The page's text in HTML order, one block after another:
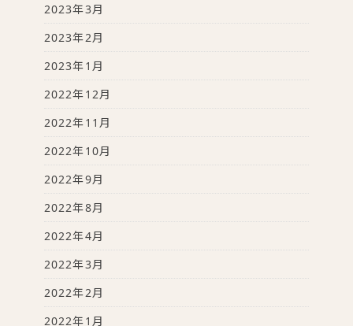
2023年3月
2023年2月
2023年1月
2022年12月
2022年11月
2022年10月
2022年9月
2022年8月
2022年4月
2022年3月
2022年2月
2022年1月